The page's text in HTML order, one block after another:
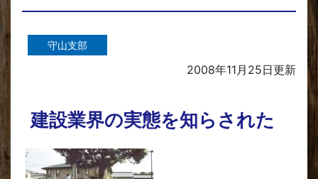
守山支部
2008年11月25日更新
建設業界の実態を知らされた